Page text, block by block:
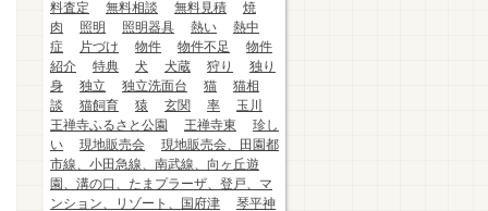
料査定
無料相談 無料見積
焼
肉
照明 照明器具 熱い
熱中
症
片づけ 物件 物件不足
物件
紹介
特典 犬 犬蔵 狩り
独り
身
独立 独立洗面台 猫
猫相
談
猫飼育 猿 玄関 率
玉川
王禅寺ふるさと公園
王禅寺東
珍し
い
現地販売会
現地販売会、田園都
市線、小田急線、南武線、向ヶ丘遊
園、溝の口、たまプラーザ、登戸、マ
ンション、リゾート、国府津
琴平神